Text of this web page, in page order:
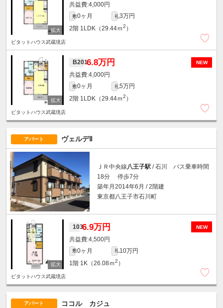
4,000円
敷0ヶ月 礼3万円
2階 1LDK（29.44ｍ2 ）
ピタットハウス武蔵境店
NEW
B2016.8万円
4,000円
敷0ヶ月 礼5万円
2階 1LDK（29.44ｍ2 ）
ピタットハウス武蔵境店
アパート ヴェルデⅡ
ＪＲ中央線 八王子駅 / 石川 バス乗車時間
18分 停歩7分
築年月2014年6月 / 2階建
東京都八王子市石川町
NEW
1036.9万円
4,500円
敷0ヶ月 礼10万円
1階 1K（26.08ｍ2 ）
ピタットハウス武蔵境店
アパート ココル カジュ